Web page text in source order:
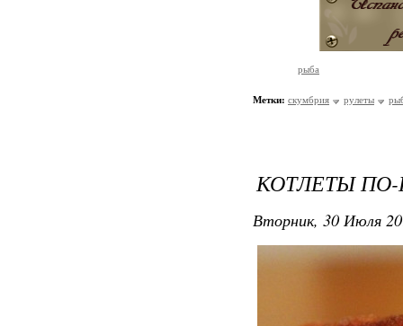
рыба
Метки: скумбрия рулеты
КОТЛЕТЫ
Вторник, 30 Июля